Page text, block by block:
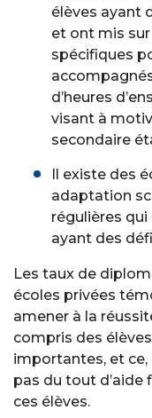
élèves ayant
et ont mis
spécifiques
d’heures
visant à
secondaire
Il existe des
adaptation
régulières qui
ayant des
Les taux de
écoles privées
amener à la
compris des
importantes, et
pas du tout d’aide
ces élèves.